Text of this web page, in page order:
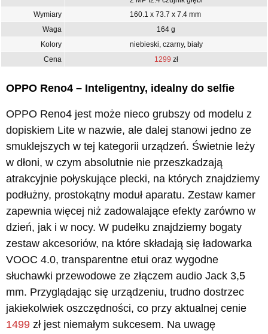
Wymiary
160.1 x 73.7 x 7.4 mm
Waga
164 g
Kolory
niebieski, czarny, biały
Cena
1299 zł
OPPO Reno4 – Inteligentny, idealny do selfie
OPPO Reno4 jest może nieco grubszy od modelu z
dopiskiem Lite w nazwie, ale dalej stanowi jedno ze
smuklejszych w tej kategorii urządzeń. Świetnie leży
w dłoni, w czym absolutnie nie przeszkadzają
atrakcyjnie połyskujące plecki, na których znajdziemy
podłużny, prostokątny moduł aparatu. Zestaw kamer
zapewnia więcej niż zadowalające efekty zarówno w
dzień, jak i w nocy. W pudełku znajdziemy bogaty
zestaw akcesoriów, na które składają się ładowarka
VOOC 4.0, transparentne etui oraz wygodne
słuchawki przewodowe ze złączem audio Jack 3,5
mm. Przyglądając się urządzeniu, trudno dostrzec
jakiekolwiek oszczędności, co przy aktualnej cenie
1499 zł jest niemałym sukcesem. Na uwagę